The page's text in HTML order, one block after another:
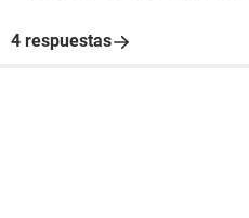
4 respuestas